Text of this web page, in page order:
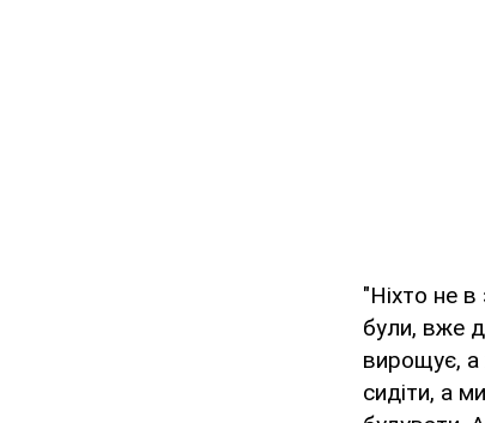
"Ніхто не в
були, вже
вирощує, а
сидіти, а